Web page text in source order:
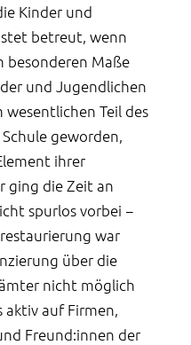
Kinder und
betreut, wenn
besonderen Maße
und Jugendlichen
Teil des
geworden,
ihrer
ging die Zeit an
spurlos vorbei −
war
über die
nicht möglich
aktiv auf Firmen,
Freund:innen der